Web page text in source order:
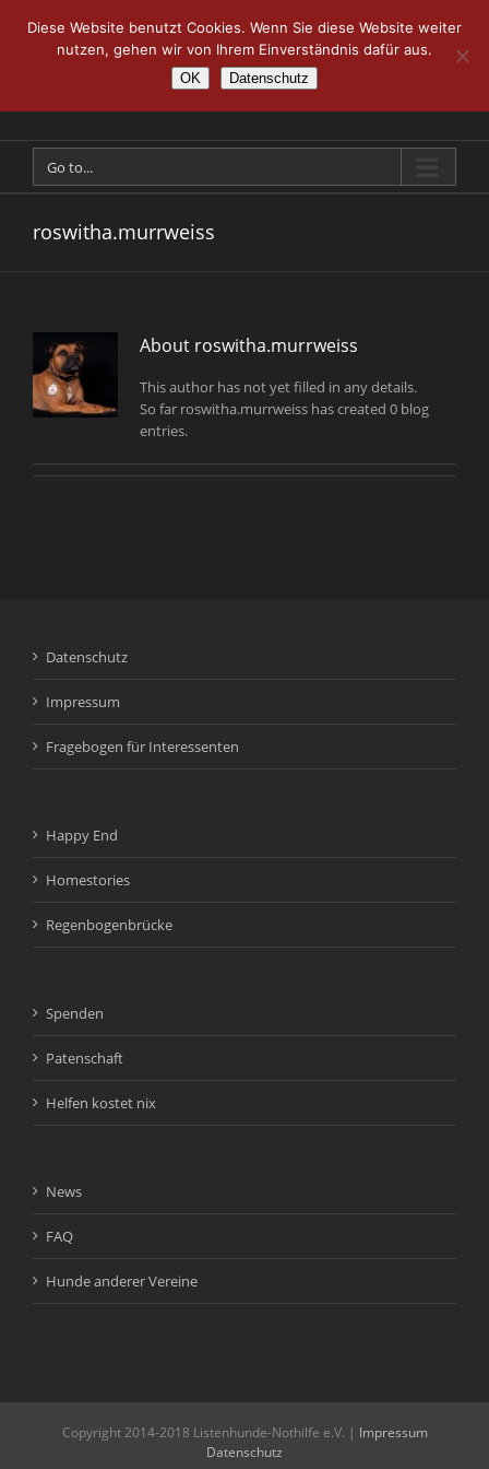
Go to...
roswitha.murrweiss
About roswitha.murrweiss
This author has not yet filled in any details.
So far roswitha.murrweiss has created 0 blog
entries.
Datenschutz
Impressum
Fragebogen für Interessenten
Happy End
Homestories
Regenbogenbrücke
Spenden
Patenschaft
Helfen kostet nix
News
FAQ
Hunde anderer Vereine
Copyright 2014-2018 Listenhunde-Nothilfe e.V. | Impressum
Datenschutz
Diese Website benutzt Cookies. Wenn Sie diese Website weiter
nutzen, gehen wir von Ihrem Einverständnis dafür aus.
OK Datenschutz